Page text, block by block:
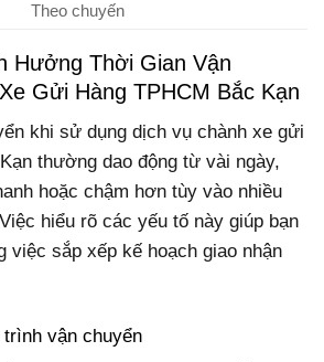
Theo chuyến
Hưởng Thời Gian Vận
Gửi Hàng TPHCM Bắc Kạn
khi sử dụng dịch vụ chành xe gửi
thường dao động từ vài ngày,
hoặc chậm hơn tùy vào nhiều
hiểu rõ các yếu tố này giúp bạn
việc sắp xếp kế hoạch giao nhận
vận chuyển